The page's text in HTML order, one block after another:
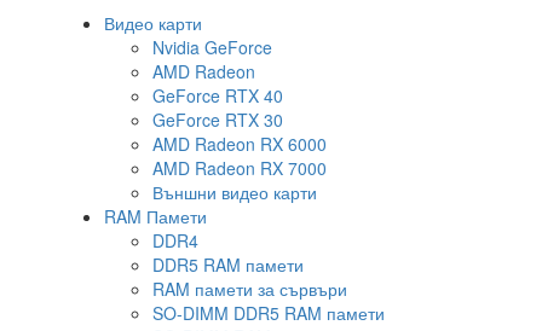
Видео карти
Nvidia GeForce
AMD Radeon
GeForce RTX 40
GeForce RTX 30
AMD Radeon RX 6000
AMD Radeon RX 7000
Външни видео карти
RAM Памети
DDR4
DDR5 RAM памети
RAM памети за сървъри
SO-DIMM DDR5 RAM памети